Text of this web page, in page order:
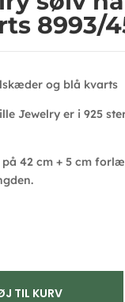
8993/
og blå kvarts
Jewelry er i 925
42 cm + 5 cm
TIL KURV